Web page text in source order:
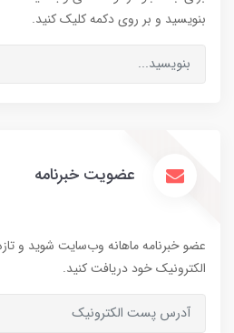
بنویسید و بر روی دکمه کلیک کنید.
عضویت خبرنامه
عضو خبرنامه ماهانه وب‌سایت شوید و
الکترونیک خود دریافت کنید.